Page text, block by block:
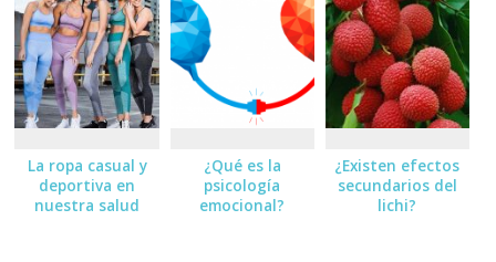
La ropa casual y
deportiva en
nuestra salud
¿Qué es la
psicología
emocional?
¿Existen efectos
secundarios del
lichi?